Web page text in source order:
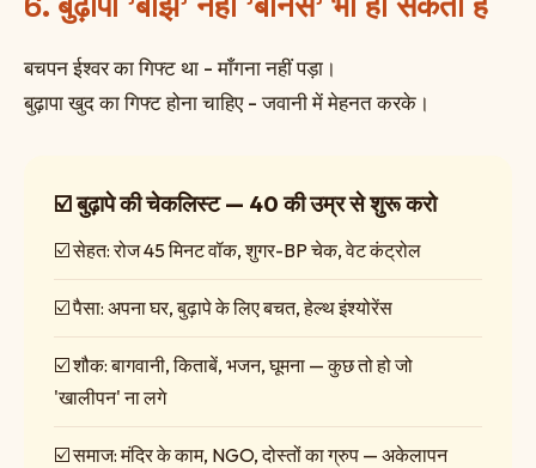
बचपन ईश्वर का गिफ्ट था - माँगना नहीं पड़ा।
बुढ़ापा खुद का गिफ्ट होना चाहिए - जवानी में मेहनत करके।
☑️ बुढ़ापे की चेकलिस्ट — 40 की उम्र से शुरू करो
☑️ सेहत: रोज 45 मिनट वॉक, शुगर-BP चेक, वेट कंट्रोल
☑️ पैसा: अपना घर, बुढ़ापे के लिए बचत, हेल्थ इंश्योरेंस
☑️ शौक: बागवानी, किताबें, भजन, घूमना — कुछ तो हो जो
'खालीपन' ना लगे
☑️ समाज: मंदिर के काम, NGO, दोस्तों का ग्रुप — अकेलापन